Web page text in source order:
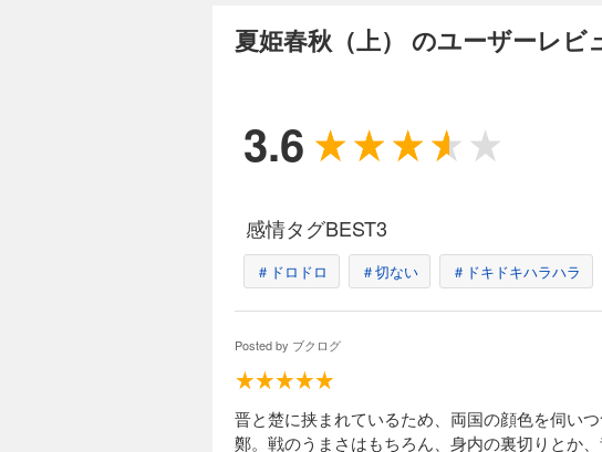
夏姫春秋（上） のユーザーレビ
3.6
感情タグBEST3
＃ドロドロ ＃切ない ＃ドキドキハラハラ
Posted by ブクログ
晋と楚に挟まれているため、両国の顔色を伺い
鄭。戦のうまさはもちろん、身内の裏切りとか